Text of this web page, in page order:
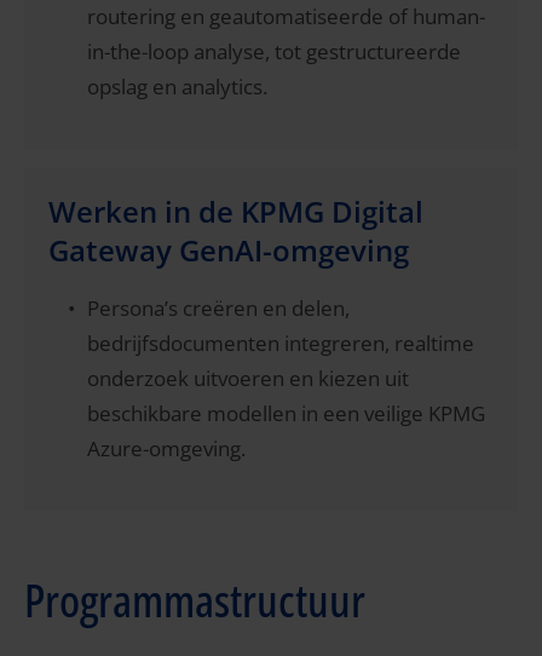
routering en geautomatiseerde of human-
in-the-loop analyse, tot gestructureerde
opslag en analytics.
Werken in de KPMG Digital
Gateway GenAI-omgeving
Persona’s creëren en delen,
bedrijfsdocumenten integreren, realtime
onderzoek uitvoeren en kiezen uit
beschikbare modellen in een veilige KPMG
Azure-omgeving.
Programmastructuur